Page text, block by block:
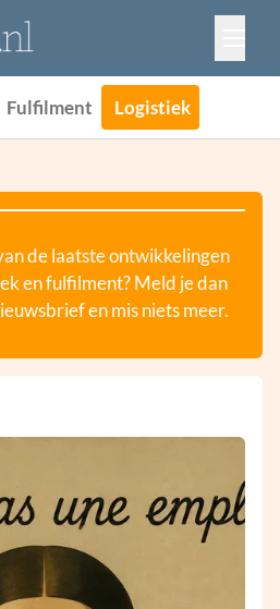
Fulfilment Logistiek
de laatste ontwikkelingen
en fulfilment? Meld je dan
en mis niets meer.